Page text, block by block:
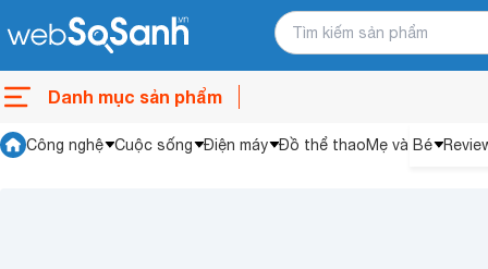
Danh mục sản phẩm
Công nghệ Cuộc sống Điện máy Đồ thể thaoMẹ và Bé